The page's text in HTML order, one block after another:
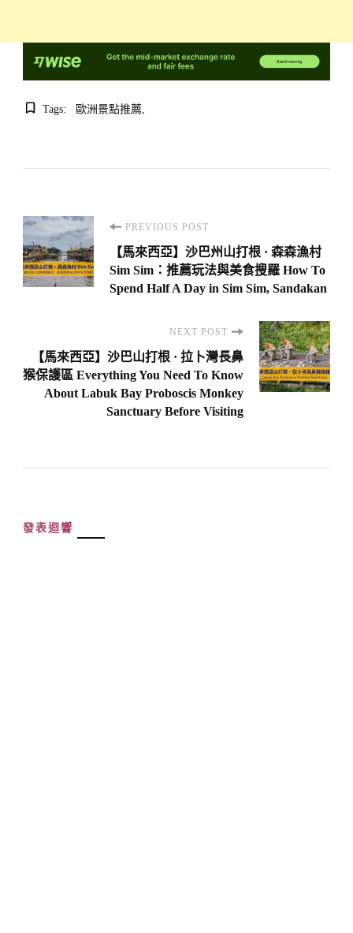
Tags: 歐洲景點推薦
Post
Navigation
PREVIOUS POST
【馬來西亞】沙巴州山打根 · 森森漁村
Sim Sim：推薦玩法與美食搜羅 How To
Spend Half A Day in Sim Sim, Sandakan
NEXT POST
【馬來西亞】沙巴山打根 · 拉卜灣長鼻
猴保護區 Everything You Need To Know
About Labuk Bay Proboscis Monkey
Sanctuary Before Visiting
發表迴響